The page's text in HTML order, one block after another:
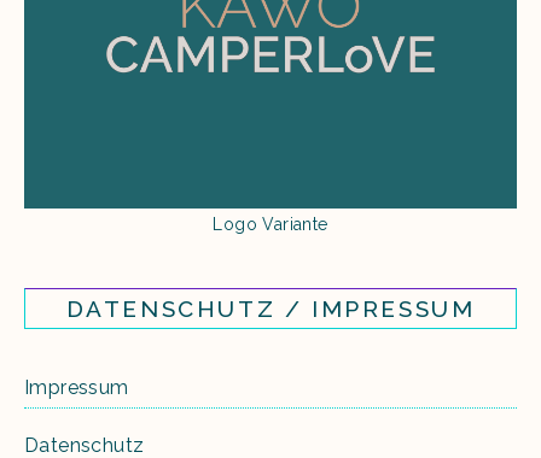
Logo Variante
DATENSCHUTZ / IMPRESSUM
Impressum
Datenschutz